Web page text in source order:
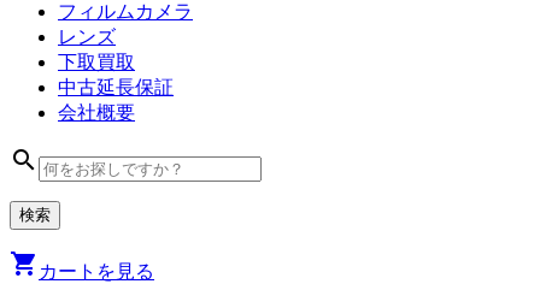
フィルム カメラ
レンズ
下取買取
中古延長保証
会社概要
search
shopping_cart カートを見る